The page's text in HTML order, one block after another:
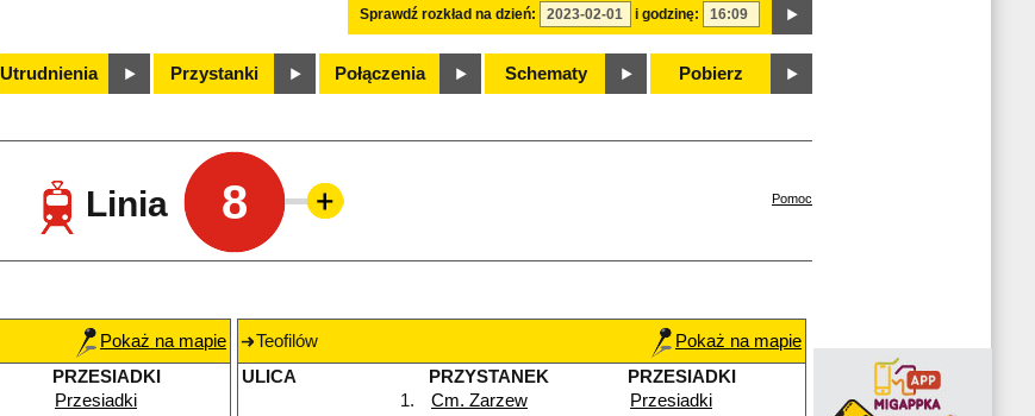
Sprawdź rozkład na dzień: i godzinę:
Utrudnienia Przystanki Połączenia Schematy Pobierz
Linia 8 Pomoc
Pokaż na mapie
PRZESIADKI
Przesiadki
Teofilów
Pokaż na mapie
ULICA
PRZYSTANEK
PRZESIADKI
1.
Cm. Zarzew
Przesiadki